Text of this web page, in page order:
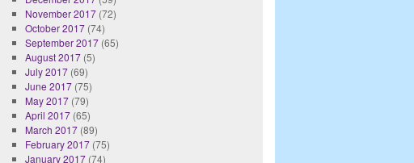
November 2017(72)
October 2017(74)
September 2017(65)
August 2017(5)
July 2017(69)
June 2017(75)
May 2017(79)
April 2017(65)
March 2017(89)
February 2017(75)
January 2017(74)